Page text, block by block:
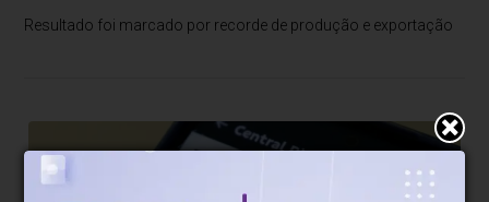
Resultado foi marcado por recorde de produção e exportação